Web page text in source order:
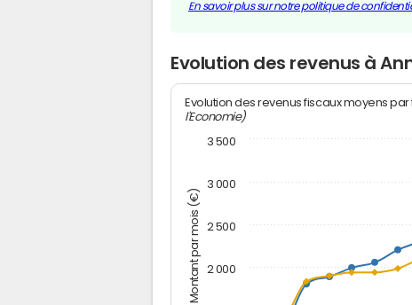
En savoir plus sur notre politique de
Evolution des revenus à
Montant par mois (€)
Evolution des revenus fiscaux moyens
l'Economie)
2 000
2 500
3 000
3 500